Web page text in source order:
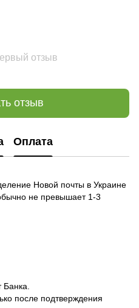
отзыв
отзыв
Оплата
Новой почты в Украине
не превышает 1-3
после подтверждения